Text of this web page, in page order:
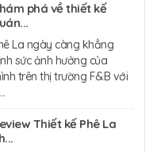
phá về thiết kế
La ngày càng khẳng
sức ảnh hưởng của
trên thị trường F&B với
Thiết kế Phê La